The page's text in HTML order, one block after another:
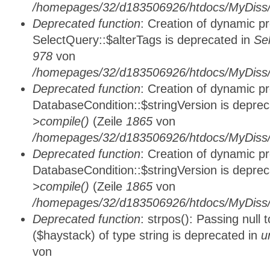
/homepages/32/d183506926/htdocs/
Deprecated function: Creation of dynamic
SelectQuery::$alterTags is deprecated in
978 von
/homepages/32/d183506926/htdocs/
Deprecated function: Creation of dynamic
DatabaseCondition::$stringVersion is
>compile() (Zeile 1865 von
/homepages/32/d183506926/htdocs/
Deprecated function: Creation of dynamic
DatabaseCondition::$stringVersion is
>compile() (Zeile 1865 von
/homepages/32/d183506926/htdocs/
Deprecated function: strpos(): Passing null
($haystack) of type string is deprecated in
von